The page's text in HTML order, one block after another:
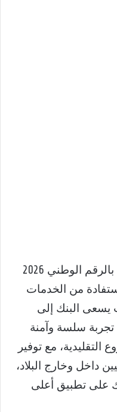
أصبح فتح حساب بنك الخرطوم بالرقم الوطني 2026
من الخدمات
يسعى البنك إلى
تجربة سلسة وآمنة
التقليدية، مع توفير
داخل وخارج البلاد،
على تطبيق أعلى